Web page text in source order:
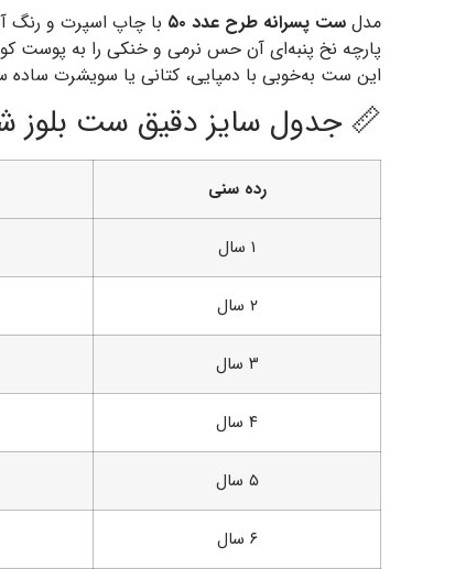
مدل ست پسرانه طرح عدد ۵۰
با چاپ اسپرت و رنگ
پارچه نخ پنبه‌ای آن حس نرمی و خنکی را به پوست
این ست به‌خوبی با دمپایی، کتانی یا سویشرت
📏 جدول سایز دقیق ست بلوز
رده سنی
۱ سال
۲ سال
۳ سال
۴ سال
۵ سال
۶ سال